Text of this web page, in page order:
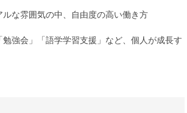
な雰囲気の中、自由度の高い働き方
強会」「語学学習支援」など、個人が成長す